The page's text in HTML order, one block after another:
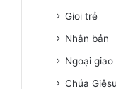
Gioi trẻ
Nhân bản
Ngoại giao
Chúa Giêsu